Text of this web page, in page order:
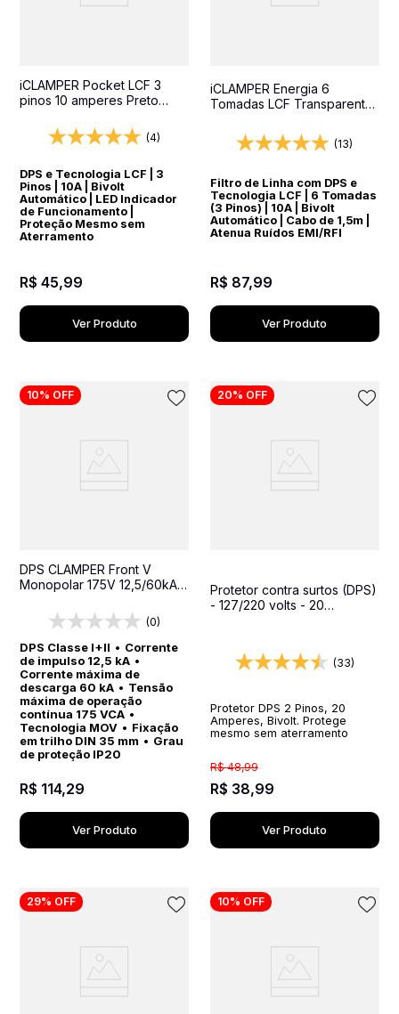
iCLAMPER Pocket LCF 3
pinos 10 amperes Preto
(4)
DPS e Tecnologia LCF | 3
Pinos | 10A | Bivolt
Automático | LED Indicador
de Funcionamento |
Proteção Mesmo sem
Aterramento
R$ 45,99
Ver Produto
iCLAMPER Energia 6
Tomadas LCF Transparente
Elétrico DPS Bivolt
(13)
Filtro de Linha com DPS e
Tecnologia LCF | 6 Tomadas
(3 Pinos) | 10A | Bivolt
Automático | Cabo de 1,5m |
Atenua Ruídos EMI/RFI
R$ 87,99
Ver Produto
10% OFF
DPS CLAMPER Front V
Monopolar 175V 12,5/60kA
surtos para quadros
elétricos
(0)
DPS Classe I+II • Corrente
de impulso 12,5 kA •
Corrente máxima de
descarga 60 kA • Tensão
máxima de operação
contínua 175 VCA •
Tecnologia MOV • Fixação
em trilho DIN 35 mm • Grau
de proteção IP20
R$ 114,29
Ver Produto
20% OFF
Protetor contra surtos (DPS)
- 127/220 volts - 20
(33)
Protetor DPS 2 Pinos, 20
Amperes, Bivolt. Protege
mesmo sem aterramento
R$ 48,99
R$ 38,99
Ver Produto
29% OFF 10% OFF